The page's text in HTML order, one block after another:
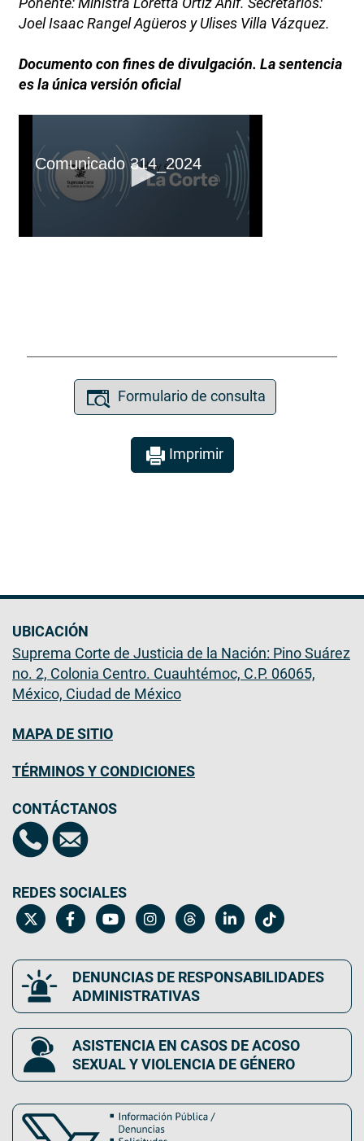
Joel Isaac Rangel Agüeros y Ulises Villa Vázquez.
Documento con fines de divulgación. La sentencia
es la única versión oficial
Formulario de consulta
Imprimir
UBICACIÓN
Suprema Corte de Justicia de la Nación: Pino Suárez
no. 2, Colonia Centro. Cuauhtémoc, C.P. 06065,
México, Ciudad de México
MAPA DE SITIO
TÉRMINOS Y CONDICIONES
CONTÁCTANOS
REDES SOCIALES
DENUNCIAS DE RESPONSABILIDADES
ADMINISTRATIVAS
ASISTENCIA EN CASOS DE ACOSO
SEXUAL Y VIOLENCIA DE GÉNERO